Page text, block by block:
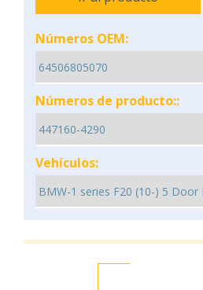
Números OEM:
Números de producto::
Vehículos: